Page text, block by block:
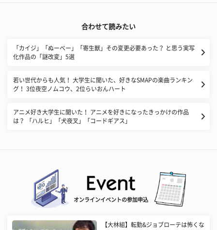
合わせて読みたい
「カイジ」「ぬーべー」「寄生獣」その変更必要あった？ と思う実写
化作品の「謎改変」5選
若い世代からも人気！ 大学生に聞いた、好きなSMAPの楽曲ランキン
グ！ 3位夜空ノムコウ、2位らいおんハート
アニメ好き大学生に聞いた！ アニメを好きになったきっかけの作品
は？ 「ハルヒ」「犬夜叉」「コードギアス」
オンラインイベントの参加申込
【大林組】転勤&ジョブローテは怖くな